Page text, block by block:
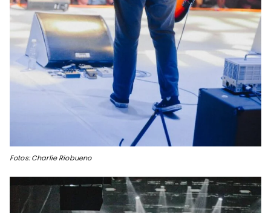
Fotos: Charlie Riobueno